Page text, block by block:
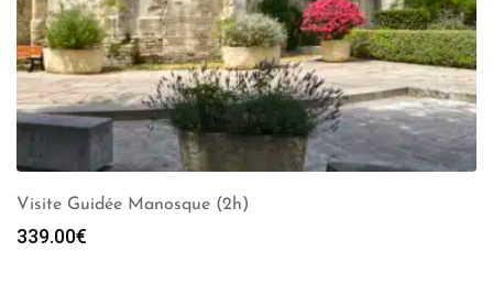
Visite Guidée Manosque (2h)
339.00€